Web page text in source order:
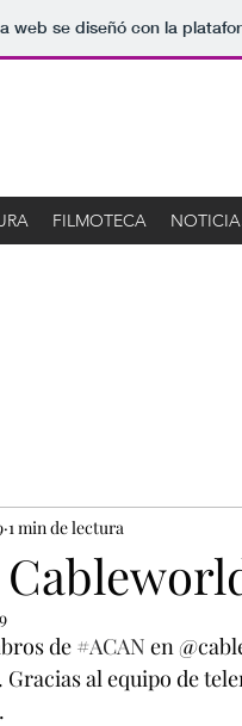
web se diseñó con la
FILMOTECA
1 min de lectura
de #ACAN en
al equipo de